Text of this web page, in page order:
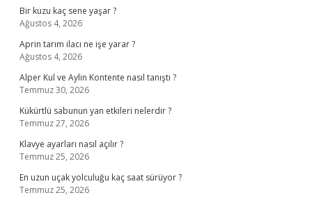
Bir kuzu kaç sene yaşar ?
Ağustos 4, 2026
Aprin tarım ilacı ne işe yarar ?
Ağustos 4, 2026
Alper Kul ve Aylin Kontente nasıl tanıştı ?
Temmuz 30, 2026
Kükürtlü sabunun yan etkileri nelerdir ?
Temmuz 27, 2026
Klavye ayarları nasıl açılır ?
Temmuz 25, 2026
En uzun uçak yolculuğu kaç saat sürüyor ?
Temmuz 25, 2026